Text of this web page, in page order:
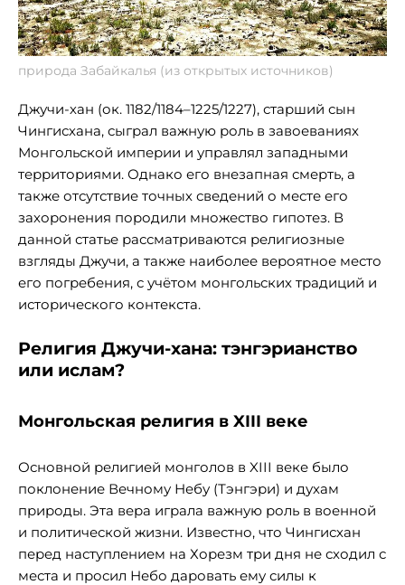
природа Забайкалья (из открытых источников)
Джучи-хан (ок. 1182/1184–1225/1227), старший сын
Чингисхана, сыграл важную роль в завоеваниях
Монгольской империи и управлял западными
территориями. Однако его внезапная смерть, а
также отсутствие точных сведений о месте его
захоронения породили множество гипотез. В
данной статье рассматриваются религиозные
взгляды Джучи, а также наиболее вероятное место
его погребения, с учётом монгольских традиций и
исторического контекста.
Религия Джучи-хана: тэнгэрианство
или ислам?
Монгольская религия в XIII веке
Основной религией монголов в XIII веке было
поклонение Вечному Небу (Тэнгэри) и духам
природы. Эта вера играла важную роль в военной
и политической жизни. Известно, что Чингисхан
перед наступлением на Хорезм три дня не сходил с
места и просил Небо даровать ему силы к